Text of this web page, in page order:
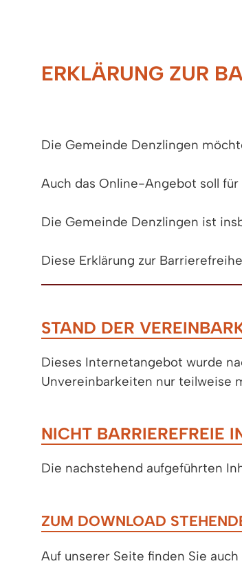
ERKLÄRUNG ZUR
Die Gemeinde Denzlingen
Auch das Online-Angebot soll für
Die Gemeinde Denzlingen ist
Diese Erklärung zur
STAND DER
Dieses Internetangebot wurde
Unvereinbarkeiten nur teilweise
NICHT BARRIEREFREIE
Die nachstehend aufgeführten
ZUM DOWNLOAD
Auf unserer Seite finden Sie